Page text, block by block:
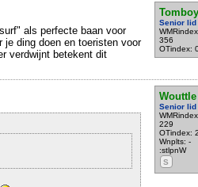
Senior lid
356
OTindex:
als perfecte baan voor
ding doen en toeristen voor
verdwijnt betekent dit
Wouttle
Senior lid
229
OTindex:
Wnplts: -
:stlpnW
S